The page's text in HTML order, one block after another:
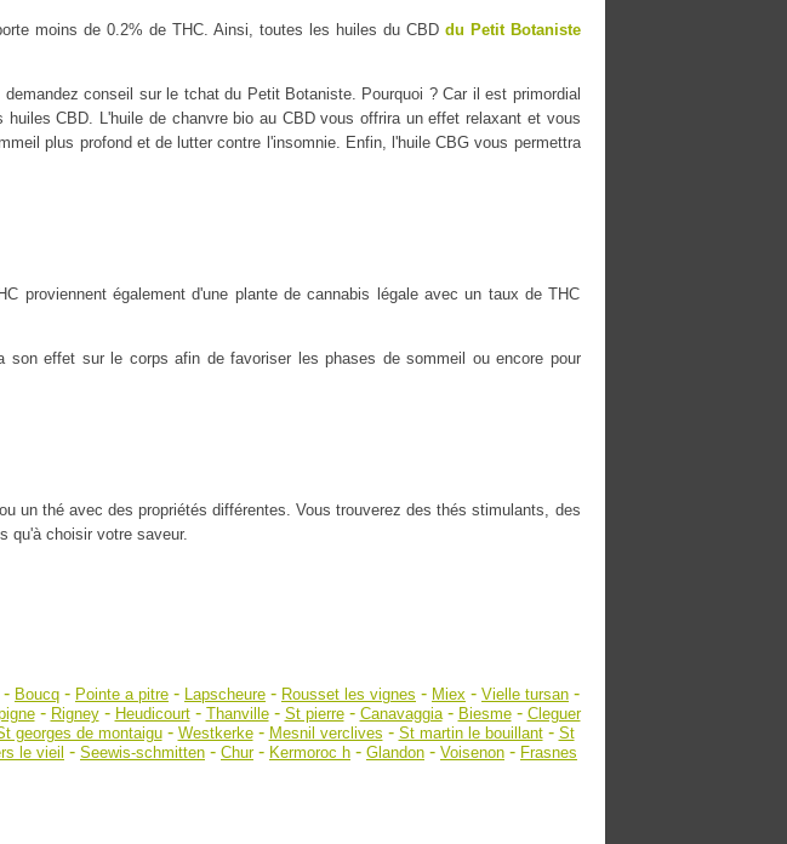
moins de 0.2% de THC. Ainsi, toutes les huiles du CBD du Petit Botaniste
conseil sur le tchat du Petit Botaniste. Pourquoi ? Car il est primordial
CBD. L'huile de chanvre bio au CBD vous offrira un effet relaxant et vous
plus profond et de lutter contre l'insomnie. Enfin, l'huile CBG vous permettra
proviennent également d'une plante de cannabis légale avec un taux de THC
effet sur le corps afin de favoriser les phases de sommeil ou encore pour
un thé avec des propriétés différentes. Vous trouverez des thés stimulants, des
qu'à choisir votre saveur.
- Boucq - Pointe a pitre - Lapscheure - Rousset les vignes - Miex - Vielle tursan -
- Rigney- Heudicourt- Thanville- St pierre- Canavaggia- Biesme- Cleguer
georges de montaigu- Westkerke- Mesnil verclives - St martin le bouillant- St
le vieil - Seewis-schmitten - Chur- Kermoroc h - Glandon - Voisenon - Frasnes